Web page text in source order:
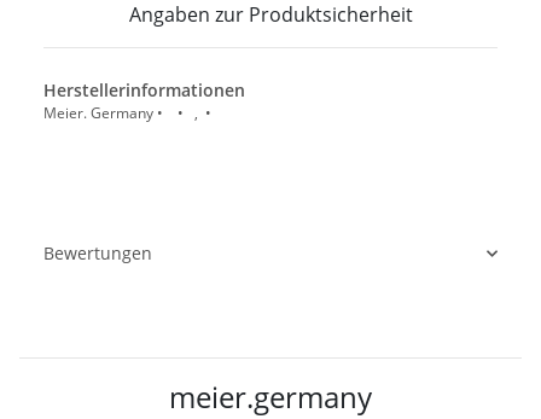
Angaben zur Produktsicherheit
Herstellerinformationen
Meier. Germany • • , •
Bewertungen
meier.germany